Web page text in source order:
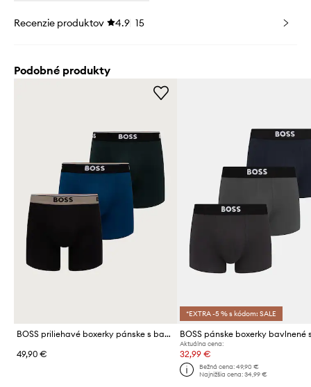
Recenzie produktov 4.9 15
Podobné produkty
BOSS priliehavé boxerky pánske s bavlnou BoxerBr 3P Power 3-pak
49,90 €
*EXTRA -5 % s kódom: SALE
Aktuálna cena:
32,99 €
Bežná cena: 49,90 €
Najnižšia cena: 34,99 €